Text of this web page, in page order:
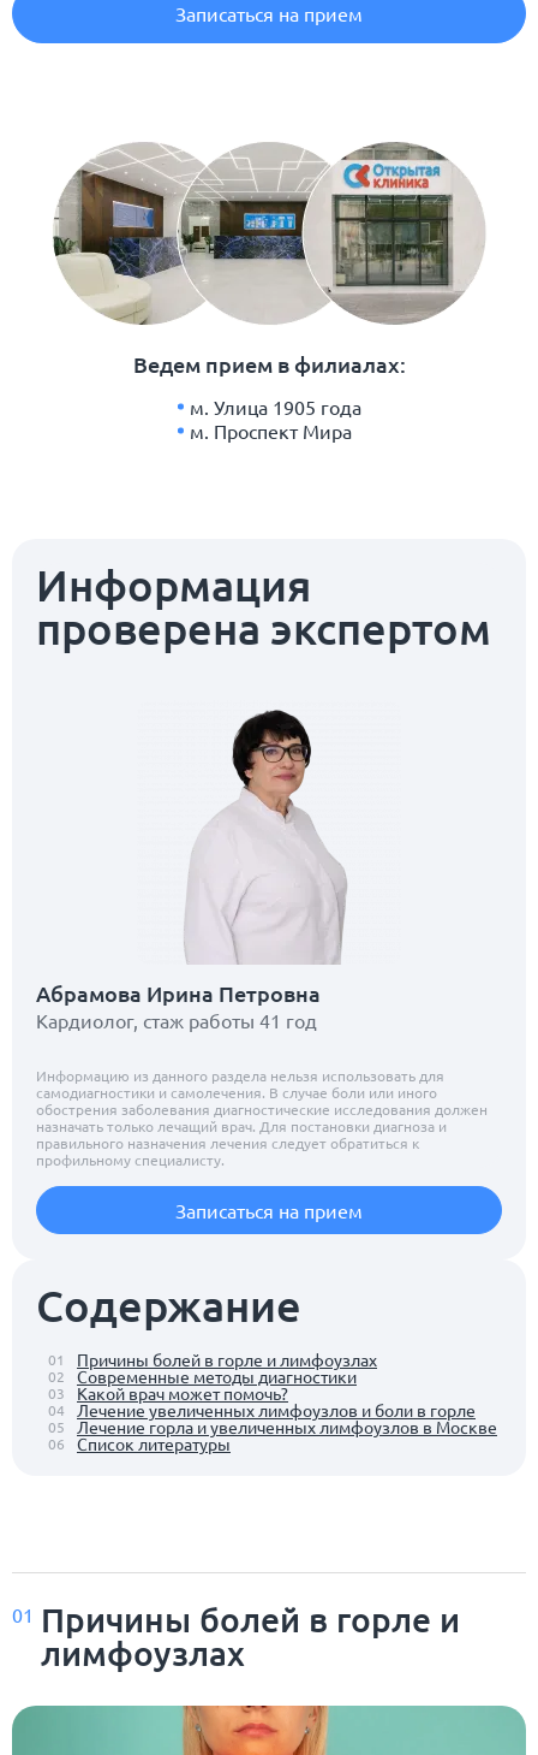
Ведем прием в филиалах:
м. Улица 1905 года
м. Проспект Мира
Записаться на прием
Содержание
01 Причины болей в горле и лимфоузлах
02 Современные методы диагностики
03 Какой врач может помочь?
04 Лечение увеличенных лимфоузлов и боли в горле
05 Лечение горла и увеличенных лимфоузлов в Москве
06 Список литературы
Информация
проверена экспертом
Абрамова Ирина Петровна
Кардиолог, стаж работы 41 год
Информацию из данного раздела нельзя использовать для
самодиагностики и самолечения. В случае боли или иного
обострения заболевания диагностические исследования должен
назначать только лечащий врач. Для постановки диагноза и
правильного назначения лечения следует обратиться к
профильному специалисту.
Записаться на прием
01 Причины болей в горле и
лимфоузлах